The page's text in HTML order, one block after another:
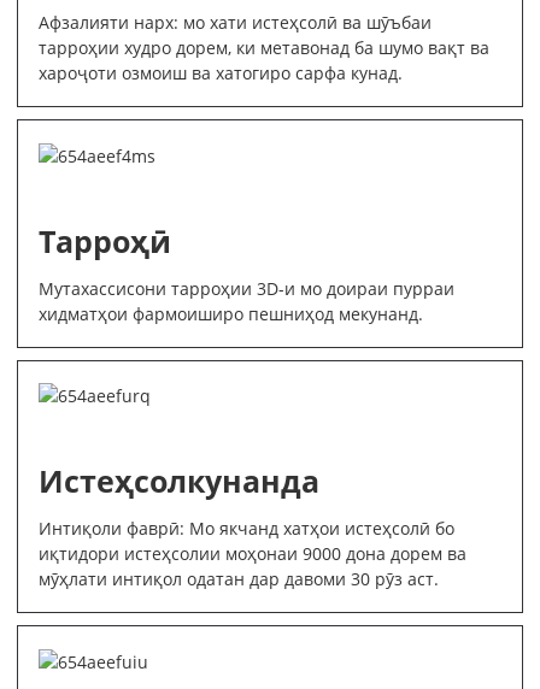
Афзалияти нарх: мо хати истеҳсолӣ ва шӯъбаи
тарроҳии худро дорем, ки метавонад ба шумо вақт ва
хароҷоти озмоиш ва хатогиро сарфа кунад.
Тарроҳӣ
Мутахассисони тарроҳии 3D-и мо доираи пурраи
хидматҳои фармоиширо пешниҳод мекунанд.
Истеҳсолкунанда
Интиқоли фаврӣ: Мо якчанд хатҳои истеҳсолӣ бо
иқтидори истеҳсолии моҳонаи 9000 дона дорем ва
мӯҳлати интиқол одатан дар давоми 30 рӯз аст.